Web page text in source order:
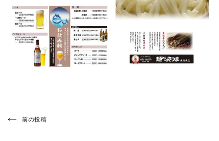
投
Previous
前の投稿